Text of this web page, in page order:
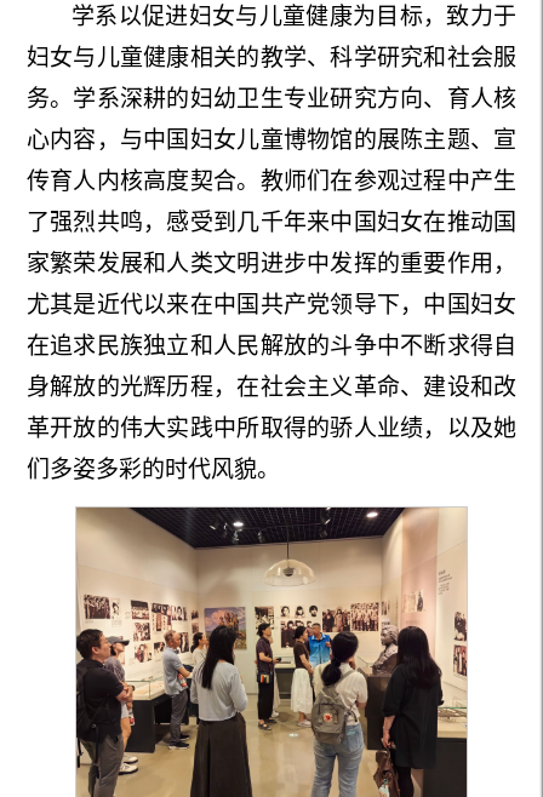
学系以促进妇女与儿童健康为目标，致力于
妇女与儿童健康相关的教学、科学研究和社会服
务。 学系深耕的妇幼卫生专业研究方向、育人核
心内容，与中国妇女儿童博物馆的展陈主题、宣
传育人内核高度契合。教师们在参观过程中产生
了强烈共鸣， 感受到几千年来中国妇女在推动国
家繁荣发展和人类文明进步中发挥的重要作用，
尤其是近代以来在中国共产党领导下，中国妇女
在追求民族独立和人民解放的斗争中不断求得自
身解放的光辉历程，在社会主义革命、建设和改
革开放的伟大实践中所取得的骄人业绩，以及她
们多姿多彩的时代风貌。